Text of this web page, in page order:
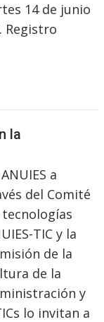
14 de junio
Registro
la
a
del Comité
tecnologías
TIC y la
de la
de la
y
lo invitan a